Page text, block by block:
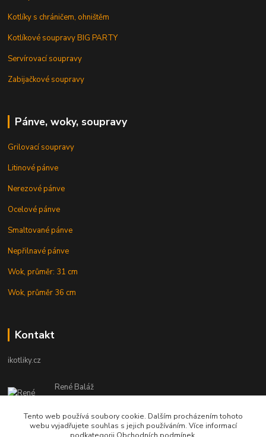
Kotlíky s chráničem, ohništěm
Kotlíkové soupravy BIG PARTY
Servírovací soupravy
Zabijačkové soupravy
Pánve, woky, soupravy
Grilovací soupravy
Litinové pánve
Nerezové pánve
Ocelové pánve
Smaltované pánve
Nepřilnavé pánve
Wok, průměr: 31 cm
Wok, průměr 36 cm
Kontakt
ikotliky.cz
René Baláž
Eshop: +421 902 212 007
od 8:00 - do 16:00 hod
info@ikotliky.cz
Tento web používá soubory cookie. Dalším procházením tohoto
webu vyjadřujete souhlas s jejich používáním. Více informací